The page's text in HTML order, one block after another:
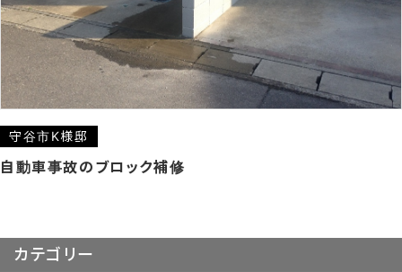
守谷市K様邸
自動車事故のブロック補修
カテゴリー